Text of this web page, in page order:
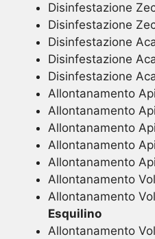
Disinfestazione
Disinfestazione
Disinfestazione
Disinfestazione
Disinfestazione
Allontanamento
Allontanamento
Allontanamento
Allontanamento
Allontanamento Api
Allontanamento
Allontanamento
Esquilino
Allontanamento